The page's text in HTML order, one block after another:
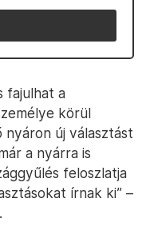
fajulhat a
körül
új választást
a nyárra is
feloszlatja
írnak ki” –
.